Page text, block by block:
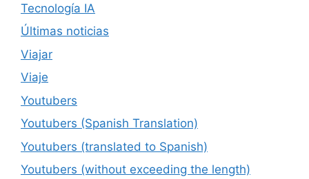
Tecnología IA
Últimas noticias
Viajar
Viaje
Youtubers
Youtubers (Spanish Translation)
Youtubers (translated to Spanish)
Youtubers (without exceeding the length)